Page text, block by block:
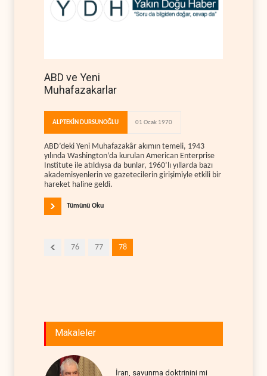
ABD ve Yeni
Muhafazakarlar
ALPTEKİN DURSUNOĞLU 01 Ocak 1970
ABD’deki Yeni Muhafazakâr akımın temeli, 1943
yılında Washington’da kurulan American Enterprise
Institute ile atıldıysa da bunlar, 1960’lı yıllarda bazı
akademisyenlerin ve gazetecilerin girişimiyle etkili bir
hareket haline geldi.
Tümünü Oku
76 77 78
Makaleler
İran, savunma doktrinini mi